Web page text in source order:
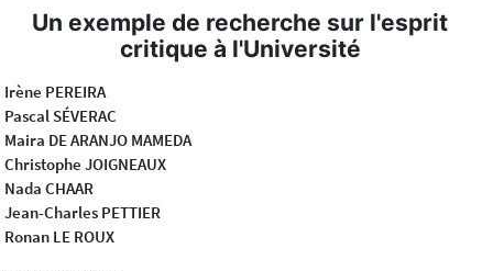
Un exemple de recherche sur l'esprit
critique à l'Université
Irène PEREIRA
Pascal SÉVERAC
Maira DE ARANJO MAMEDA
Christophe JOIGNEAUX
Nada CHAAR
Jean-Charles PETTIER
Ronan LE ROUX